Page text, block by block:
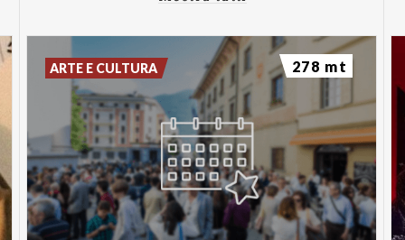
ARTE E CULTURA 278 mt